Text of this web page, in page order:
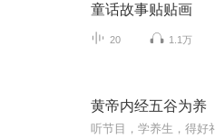
童话故事贴贴画
20 1.1万
黄帝内经五谷为养